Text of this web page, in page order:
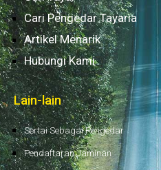
Cari Pengedar Tayaria
Artikel Menarik
Hubungi Kami
Lain-lain
Sertai Sebagai Pengedar
Pendaftaran Jaminan